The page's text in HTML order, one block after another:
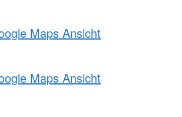
Maps Ansicht
Maps Ansicht